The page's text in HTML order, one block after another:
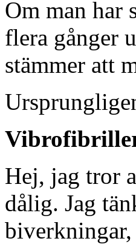
Om man har
flera gånger
stämmer att
Hej, jag tror
dålig. Jag